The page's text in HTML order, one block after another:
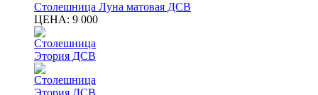
Столешница Луна матовая ДСВ
ЦЕНА: 9 000